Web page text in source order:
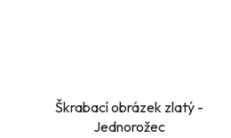
Škrabací obrázek zlatý -
Jednorožec